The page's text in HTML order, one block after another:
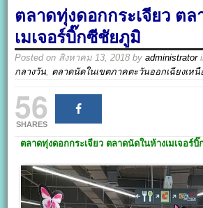
ตลาดทุ่งดอกกระเจียว ต
เมเจอร์บิ๊กซีชัยภูมิ
Posted on สิงหาคม 13, 2018 byadministrator
กลางวัน, ตลาดนัดในเขตภาคตะวันออกเฉียงเหนื
56
SHARES
ตลาดทุ่งดอกกระเจียว ตลาดนัดในห้างเมเจอร์